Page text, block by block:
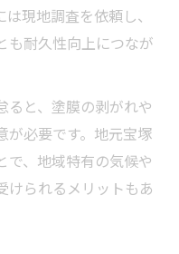
注意点
をつけるべき点
の注意ポイント
容の事前確認方法
を比較するコツ
を検討する理由
現地調査を依頼し、
も耐久性向上につなが
ると、塗膜の剥がれや
が必要です。地元宝塚
で、地域特有の気候や
けられるメリットもあ